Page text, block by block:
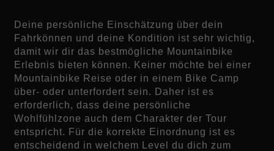
Deine persönliche Einschätzung über dein
Fahrkönnen und deine Kondition ist sehr wichtig,
damit wir dir das bestmögliche Mountainbike
Erlebnis bieten können. Keiner möchte bei einer
Mountainbike Reise oder in einem Bike Camp
über- oder unterfordert sein. Daher ist es
erforderlich, dass deine persönliche
Wohlfühlzone auch dem Charakter der Tour
entspricht. Für die korrekte Einordnung ist es
entscheidend in welchem Level du dich zum